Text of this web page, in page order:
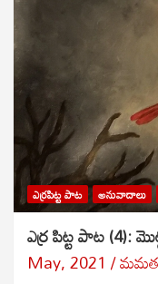
ఎర్రపిట్ట పాట అనువాదాలు
ఎర్ర పిట్ట పాట (4):
May, 2021